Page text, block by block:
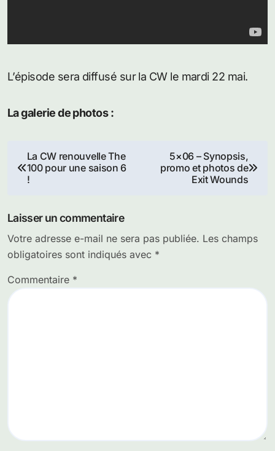
L’épisode sera diffusé sur la CW le mardi 22 mai.
La galerie de photos :
Navigation
de
l’article
La CW renouvelle The
100 pour une saison 6
!
5×06 – Synopsis,
promo et photos de
Exit Wounds
Laisser un commentaire
Votre adresse e-mail ne sera pas publiée. Les champs
obligatoires sont indiqués avec *
Commentaire *